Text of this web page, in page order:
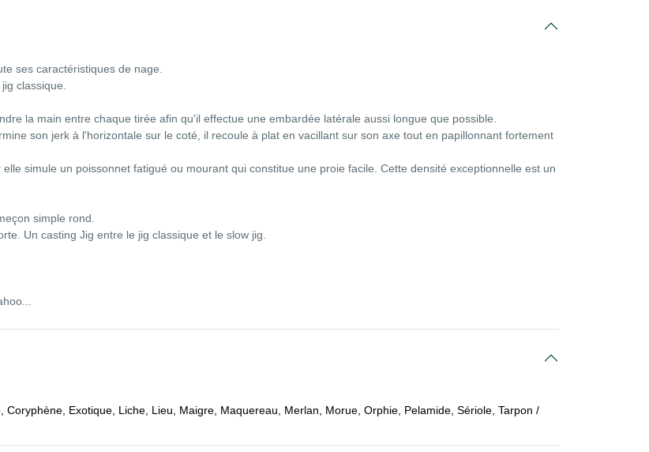
ses caractéristiques de nage.
classique.
la main entre chaque tirée afin qu'il effectue une embardée latérale aussi longue que possible.
son jerk à l'horizontale sur le coté, il recoule à plat en vacillant sur son axe tout en papillonnant fortement
simule un poissonnet fatigué ou mourant qui constitue une proie facile. Cette densité exceptionnelle est un
simple rond.
Un casting Jig entre le jig classique et le slow jig.
Exotique, Liche, Lieu, Maigre, Maquereau, Merlan, Morue, Orphie, Pelamide, Sériole, Tarpon /